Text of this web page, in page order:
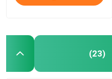
(23)